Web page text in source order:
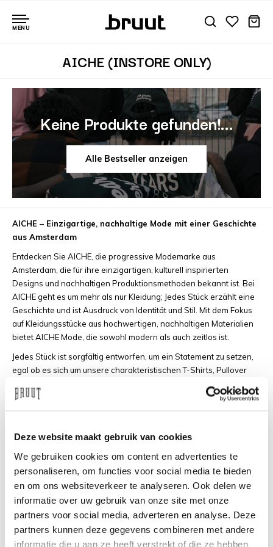
Deze website maakt gebruik van cookies
We gebruiken cookies om content en advertenties te
personaliseren, om functies voor social media te bieden
en om ons websiteverkeer te analyseren. Ook delen we
informatie over uw gebruik van onze site met onze
partners voor social media, adverteren en analyse. Deze
partners kunnen deze gegevens combineren met andere
informatie die u aan ze heeft verstrekt of die ze hebben
MENU
AICHE (INSTORE ONLY)
Keine Produkte gefunden!...
Alle Bestseller anzeigen
AICHE – Einzigartige, nachhaltige Mode mit einer Geschichte
aus Amsterdam
Entdecken Sie AICHE, die progressive Modemarke aus
Amsterdam, die für ihre einzigartigen, kulturell inspirierten
Designs und nachhaltigen Produktionsmethoden bekannt ist. Bei
AICHE geht es um mehr als nur Kleidung; Jedes Stück erzählt eine
Geschichte und ist Ausdruck von Identität und Stil. Mit dem Fokus
auf Kleidungsstücke aus hochwertigen, nachhaltigen Materialien
bietet AICHE Mode, die sowohl modern als auch zeitlos ist.
Jedes Stück ist sorgfältig entworfen, um ein Statement zu setzen,
egal ob es sich um unsere charakteristischen T-Shirts, Pullover
verschiedenen Kulturen inspirieren und kombiniert diese Einflüsse
hervorstechen.
Suchen Sie einzigartige Mode in den Niederlanden? Bei Bruut
finden Sie AICHE-Kleidung, die Ihren Stil und Ihre Persönlichkeit
widerspiegelt, wobei der Schwerpunkt auf Qualität liegt.
Entdecken Sie die neueste Kollektion von AïCHE und erfahren Sie,
warum diese Amsterdamer Marke bei Modekennern in den
Niederlanden immer beliebter wird. Kaufen Sie jetzt in unserem
Shop ein und lassen Sie sich von der einzigartigen Mode von